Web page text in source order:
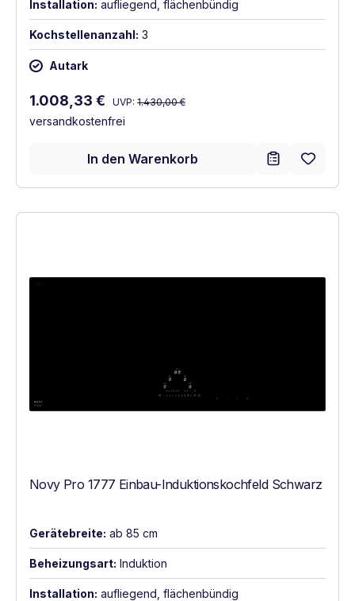
Installation: aufliegend, flächenbündig
Kochstellenanzahl: 3
Autark
Verkaufspreis:
1.008,33 € Regulärer Preis:
UVP: 1.430,00 €
versandkostenfrei
In den Warenkorb
Novy Pro 1777 Einbau-Induktionskochfeld Schwarz
Gerätebreite: ab 85 cm
Beheizungsart: Induktion
Installation: aufliegend, flächenbündig